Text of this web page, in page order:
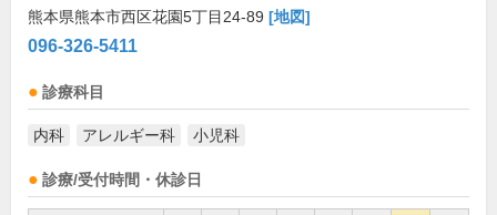
熊本県熊本市西区花園5丁目24-89 [地図]
096-326-5411
診療科目
内科 アレルギー科 小児科
診療/受付時間・休診日